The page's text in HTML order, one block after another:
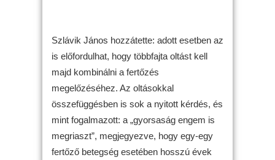
Szlávik János hozzátette: adott esetben az
is előfordulhat, hogy többfajta oltást kell
majd kombinálni a fertőzés
megelőzéséhez. Az oltásokkal
összefüggésben is sok a nyitott kérdés, és
mint fogalmazott: a „gyorsaság engem is
megriaszt”, megjegyezve, hogy egy-egy
fertőző betegség esetében hosszú évek